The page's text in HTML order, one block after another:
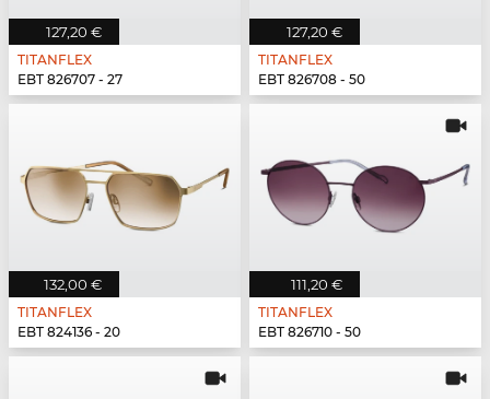
127,20 €
TITANFLEX
EBT 826707 - 27
127,20 €
TITANFLEX
EBT 826708 - 50
132,00 €
TITANFLEX
EBT 824136 - 20
111,20 €
TITANFLEX
EBT 826710 - 50